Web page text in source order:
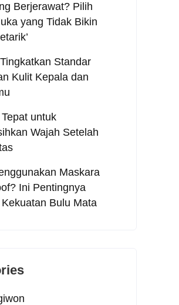
Berjerawat? Pilih
yang Tidak Bikin
Standar
Kulit Kepala dan
untuk
Wajah Setelah
Maskara
Ini Pentingnya
Bulu Mata